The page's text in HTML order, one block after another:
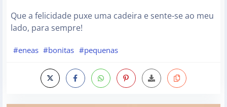
Que a felicidade puxe uma cadeira e sente-se ao meu
lado, para sempre!
#eneas #bonitas #pequenas